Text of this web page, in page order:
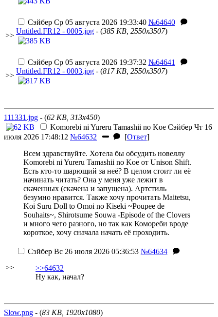
>>
Сэйбер Ср 05 августа 2026 19:33:40 №64640
Untitled.FR12 - 0005.jpg - (385 KB, 2550x3507)
>>
Сэйбер Ср 05 августа 2026 19:37:32 №64641
Untitled.FR12 - 0003.jpg - (817 KB, 2550x3507)
111331.jpg - (62 KB, 313x450)
Komorebi ni Yureru Tamashii no Koe Сэйбер Чт 16
июля 2026 17:48:12 №64632 [Ответ]
Всем здравствуйте. Хотела бы обсудить новеллу
Komorebi ni Yureru Tamashii no Koe от Unison Shift.
Есть кто-то шарющий за неё? В целом стоит ли её
начинать читать? Она у меня уже лежит в
скаченных (скачена и запущена). Артстиль
безумно нравится. Также хочу прочитать Maitetsu,
Koi Suru Doll to Omoi no Kiseki ~Poupee de
Souhaits~, Shirotsume Souwa -Episode of the Clovers
и много чего разного, но так как Комореби вроде
короткое, хочу сначала начать её проходить.
>>
Сэйбер Вс 26 июля 2026 05:36:53 №64634
>>64632
Ну как, начал?
Slow.png - (83 KB, 1920x1080)